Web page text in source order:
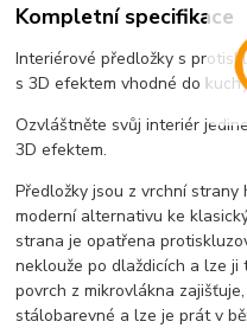
Kompletní specifikace
Interiérové předložky s
s 3D efektem vhodné do
Ozvláštněte svůj interiér
3D efektem.
Předložky jsou z vrchní
moderní alternativu ke
strana je opatřena
neklouže po dlaždicích a lze
povrch z mikrovlákna
stálobarevné a lze je prát v